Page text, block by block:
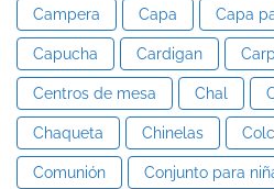
Campera Capa Capa
Capucha Cardigan
Centros de mesa Chal
Chaqueta Chinelas
Comunión Conjunto para